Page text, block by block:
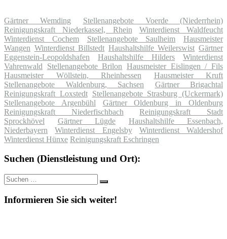
Gärtner Wemding
Stellenangebote Voerde (Niederrhein)
Reinigungskraft Niederkassel, Rhein
Winterdienst Waldfeucht
Winterdienst Cochem
Stellenangebote Saulheim
Hausmeister
Wangen Winterdienst Billstedt Haushaltshilfe Weilerswist Gärtner
Eggenstein-Leopoldshafen
Haushaltshilfe Hilders
Winterdienst
Vahrenwald
Stellenangebote Brilon Hausmeister Eislingen / Fils
Hausmeister Wöllstein, Rheinhessen
Hausmeister Kruft
Stellenangebote Waldenburg, Sachsen
Gärtner Brigachtal
Reinigungskraft Loxstedt
Stellenangebote Strasburg (Uckermark)
Stellenangebote Argenbühl
Gärtner Oldenburg in Oldenburg
Reinigungskraft Niederfischbach
Reinigungskraft Stadt
Sprockhövel
Gärtner Lügde
Haushaltshilfe Essenbach,
Niederbayern
Winterdienst Engelsby
Winterdienst Waldershof
Winterdienst Hünxe Reinigungskraft Eschringen
Suchen (Dienstleistung und Ort):
Suche
nach:
Suchen
Informieren Sie sich weiter!